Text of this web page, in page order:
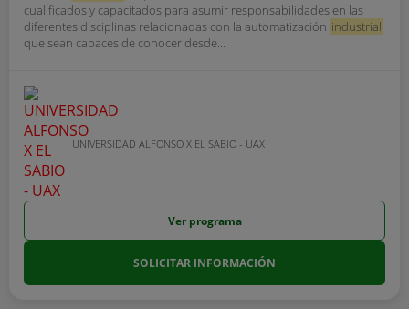
cualificados y capacitados para asumir responsabilidades en las
diferentes disciplinas relacionadas con la automatización industrial
que sean capaces de conocer desde...
UNIVERSIDAD ALFONSO X EL SABIO - UAX
Ver programa
SOLICITAR INFORMACIÓN